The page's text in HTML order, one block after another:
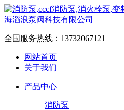
全国服务热线： 13732067121
网站首页
关于我们
产品中心
消防泵